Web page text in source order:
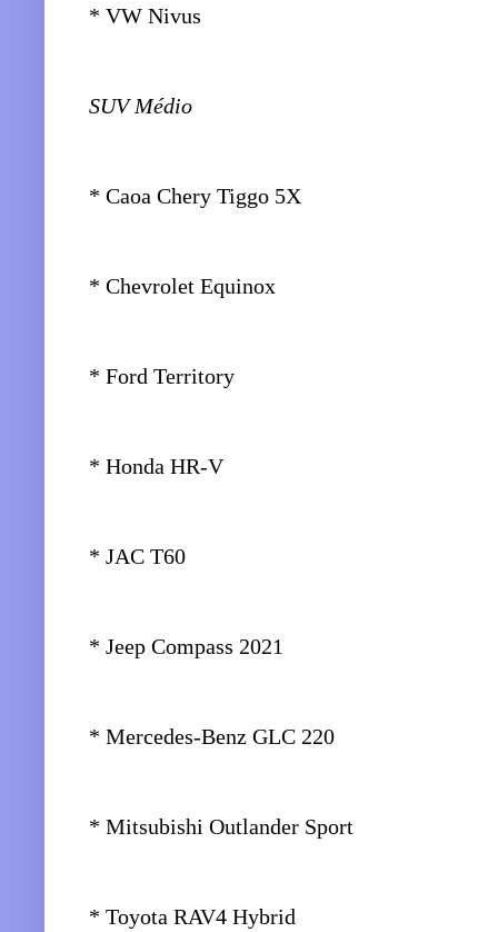
* VW Nivus
SUV Médio
* Caoa Chery Tiggo 5X
* Chevrolet Equinox
* Ford Territory
* Honda HR-V
* JAC T60
* Jeep Compass 2021
* Mercedes-Benz GLC 220
* Mitsubishi Outlander Sport
* Toyota RAV4 Hybrid